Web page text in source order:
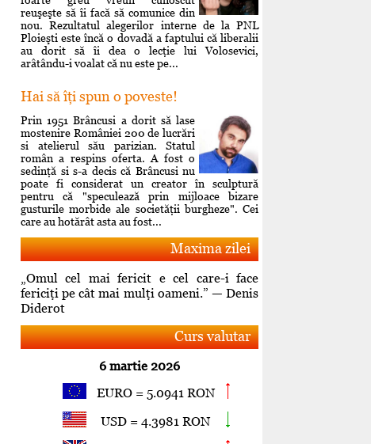
reuşeşte să îi facă să comunice din
nou. Rezultatul alegerilor interne de la PNL
Ploieşti este încă o dovadă a faptului că liberalii
au dorit să îi dea o lecţie lui Volosevici,
arâtându-i voalat că nu este pe...
Hai să îţi spun o poveste!
Prin 1951 Brâncusi a dorit să lase
mostenire României 200 de lucrări
si atelierul său parizian. Statul
român a respins oferta. A fost o
sedinţă si s-a decis că Brâncusi nu
poate fi considerat un creator în sculptură
pentru că "speculează prin mijloace bizare
gusturile morbide ale societăţii burgheze". Cei
care au hotărât asta au fost...
Maxima zilei
„Omul cel mai fericit e cel care-i face
fericiţi pe cât mai mulţi oameni.” — Denis
Diderot
Curs valutar
6 martie 2026
EURO = 5.0941 RON
USD = 4.3981 RON